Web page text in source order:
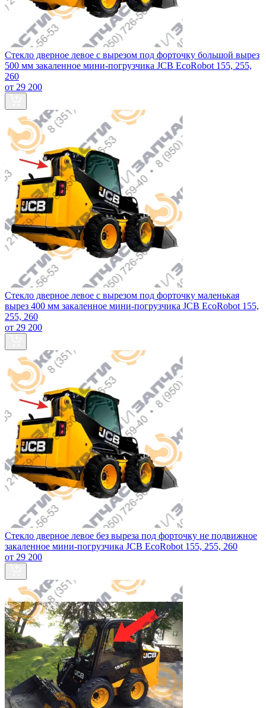
Стекло дверное левое с вырезом под форточку большой вырез
500 мм закаленное мини-погрузчика JCB EcoRobot 155, 255,
260
от 29 200
Стекло дверное левое с вырезом под форточку маленькая
вырез 400 мм закаленное мини-погрузчика JCB EcoRobot 155,
255, 260
от 29 200
Стекло дверное левое без выреза под форточку не подвижное
закаленное мини-погрузчика JCB EcoRobot 155, 255, 260
от 29 200